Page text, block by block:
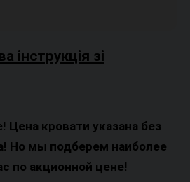
інструкція зі
Цена кровати указана без
Но мы подберем наиболее
по акционной цене!